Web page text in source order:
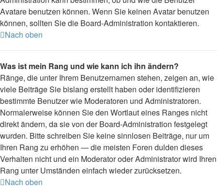
Avatare benutzen können. Wenn Sie keinen Avatar benutzen
können, sollten Sie die Board-Administration kontaktieren.
Nach oben
Was ist mein Rang und wie kann ich ihn ändern?
Ränge, die unter Ihrem Benutzernamen stehen, zeigen an, wie
viele Beiträge Sie bislang erstellt haben oder identifizieren
bestimmte Benutzer wie Moderatoren und Administratoren.
Normalerweise können Sie den Wortlaut eines Ranges nicht
direkt ändern, da sie von der Board-Administration festgelegt
wurden. Bitte schreiben Sie keine sinnlosen Beiträge, nur um
Ihren Rang zu erhöhen — die meisten Foren dulden dieses
Verhalten nicht und ein Moderator oder Administrator wird Ihren
Rang unter Umständen einfach wieder zurücksetzen.
Nach oben